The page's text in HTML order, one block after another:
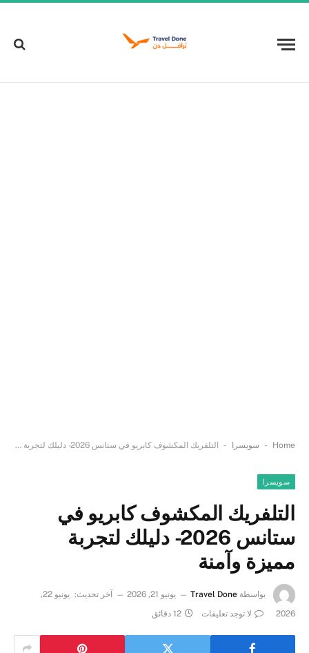
Home
- سويسرا - التلفريك المكشوف كابريو في ستانس 2026- دليلك لتجربة مميزة وآمنة
سويسرا
التلفريك المكشوف كابريو في
ستانس 2026- دليلك لتجربة
مميزة وآمنة
بواسطة Travel Done يونيو 21, 2026 آخر تحديث:
يونيو 22,
2026
لا توجد تعليقات 12 دقائق